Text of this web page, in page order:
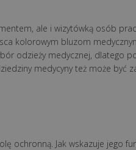
ale i wizytówką osób
kolorowym bluzom
odzieży medycznej, dlatego
medycyny też może być
ochronną. Jak wskazuje jego